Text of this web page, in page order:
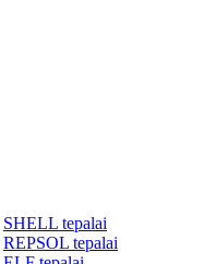
SHELL tepalai
REPSOL tepalai